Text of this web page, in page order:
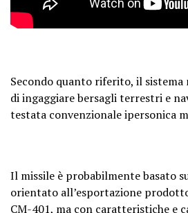
Secondo quanto riferito, il sistema
di ingaggiare bersagli terrestri e
testata convenzionale ipersonica
Il missile è probabilmente basato
orientato all’esportazione
CM-401, ma con caratteristiche e